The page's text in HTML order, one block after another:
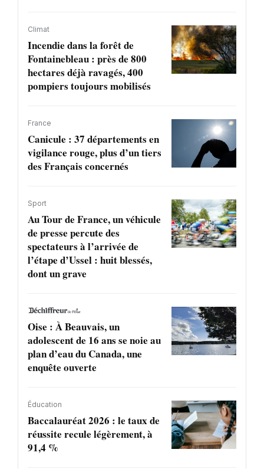
Climat
Incendie dans la forêt de
Fontainebleau : près de 800
hectares déjà ravagés, 400
pompiers toujours mobilisés
France
Canicule : 37 départements en
vigilance rouge, plus d’un tiers
des Français concernés
Sport
Au Tour de France, un véhicule
de presse percute des
spectateurs à l’arrivée de
l’étape d’Ussel : huit blessés,
dont un grave
Oise : À Beauvais, un
adolescent de 16 ans se noie au
plan d’eau du Canada, une
enquête ouverte
Éducation
Baccalauréat 2026 : le taux de
réussite recule légèrement, à
91,4 %